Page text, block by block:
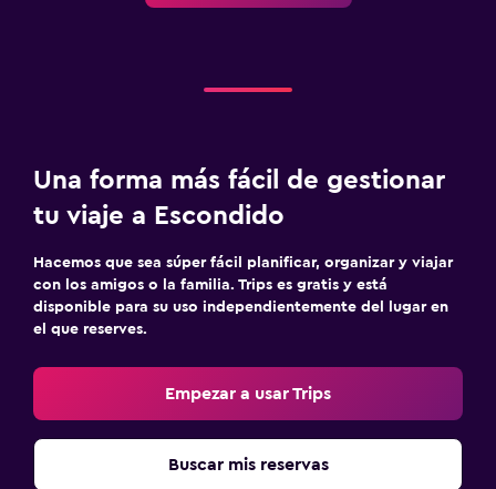
Una forma más fácil de gestionar
tu viaje a Escondido
Hacemos que sea súper fácil planificar, organizar y viajar
con los amigos o la familia. Trips es gratis y está
disponible para su uso independientemente del lugar en
el que reserves.
Empezar a usar Trips
Buscar mis reservas